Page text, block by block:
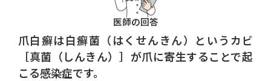
医師の回答
爪白癬は白癬菌（はくせんきん）というカビ
［真菌（しんきん）］が爪に寄生することで起
こる感染症です。